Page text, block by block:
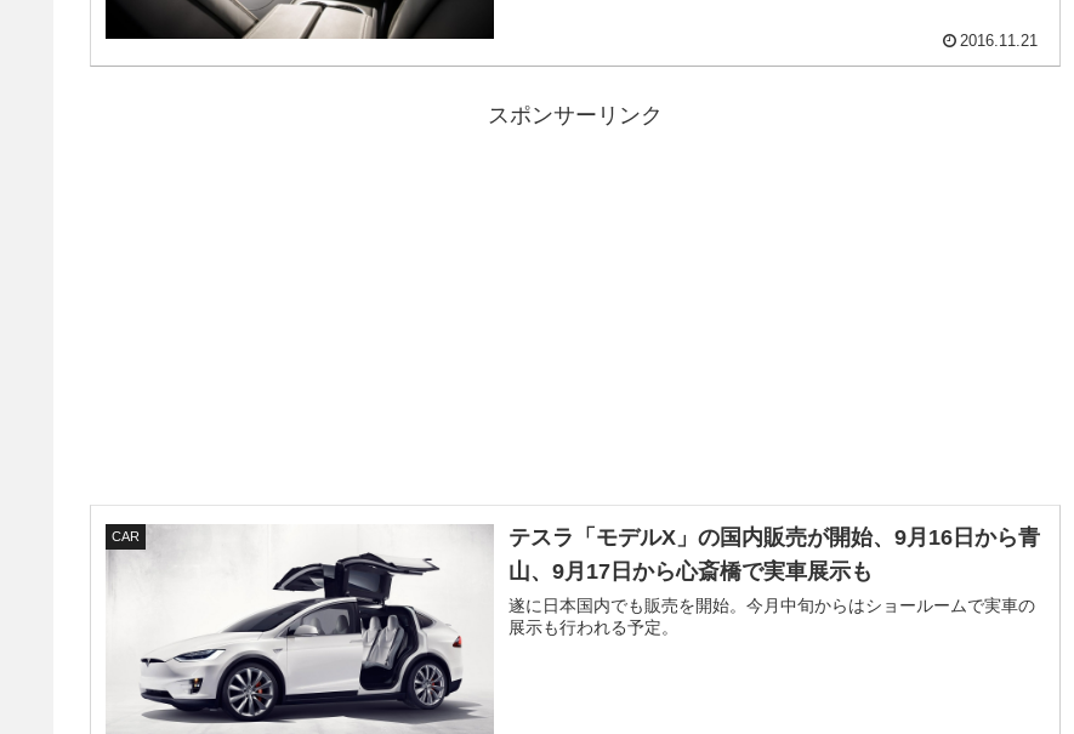
2016.11.21
スポンサーリンク
CAR
テスラ「モデルX」の国内販売が開始、9月16日から青
山、9月17日から心斎橋で実車展示も
遂に日本国内でも販売を開始。今月中旬からはショールームで実車の
展示も行われる予定。